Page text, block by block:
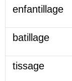
enfantillage
batillage
tissage